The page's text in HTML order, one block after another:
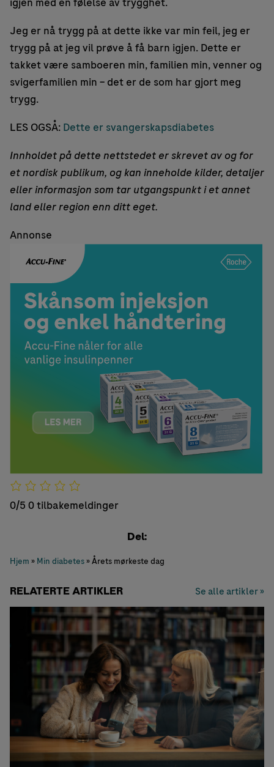
Jeg er nå trygg på at dette ikke var min feil, jeg er
trygg på at jeg vil prøve å få barn igjen. Dette er
takket være samboeren min, familien min, venner og
svigerfamilien min – det er de som har gjort meg
trygg.
LES OGSÅ: Dette er svangerskapsdiabetes
Innholdet på dette nettstedet er skrevet av og for
et nordisk publikum, og kan inneholde kilder, detaljer
eller informasjon som tar utgangspunkt i et annet
land eller region enn ditt eget.
Annonse
0/5 0 tilbakemeldinger
Del:
Hjem » Min diabetes»Årets mørkeste dag
RELATERTE ARTIKLER Se alle artikler »